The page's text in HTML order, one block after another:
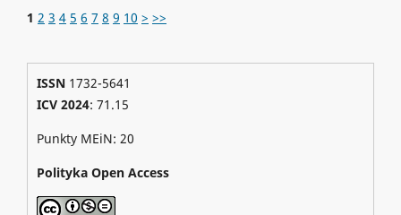
1 2 3 4 5 6 7 8 9 10 > >>
ISSN1732-5641
ICV 2024: 71.15
Punkty MEiN: 20
Polityka Open Access